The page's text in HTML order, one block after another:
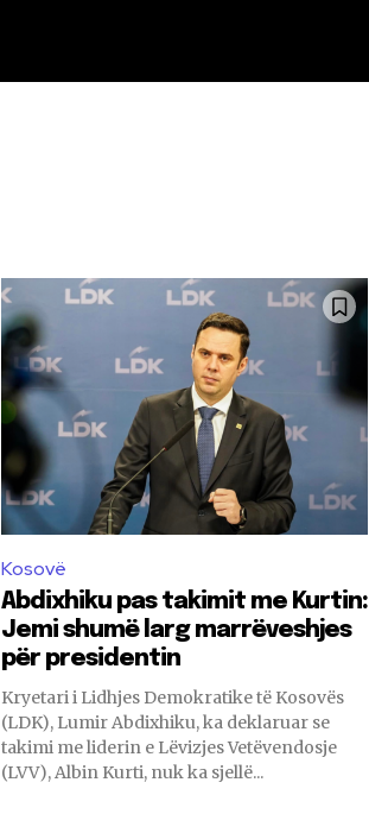
Kosovë
Abdixhiku pas takimit me Kurtin:
Jemi shumë larg marrëveshjes
për presidentin
Kryetari i Lidhjes Demokratike të Kosovës
(LDK), Lumir Abdixhiku, ka deklaruar se
takimi me liderin e Lëvizjes Vetëvendosje
(LVV), Albin Kurti, nuk ka sjellë...